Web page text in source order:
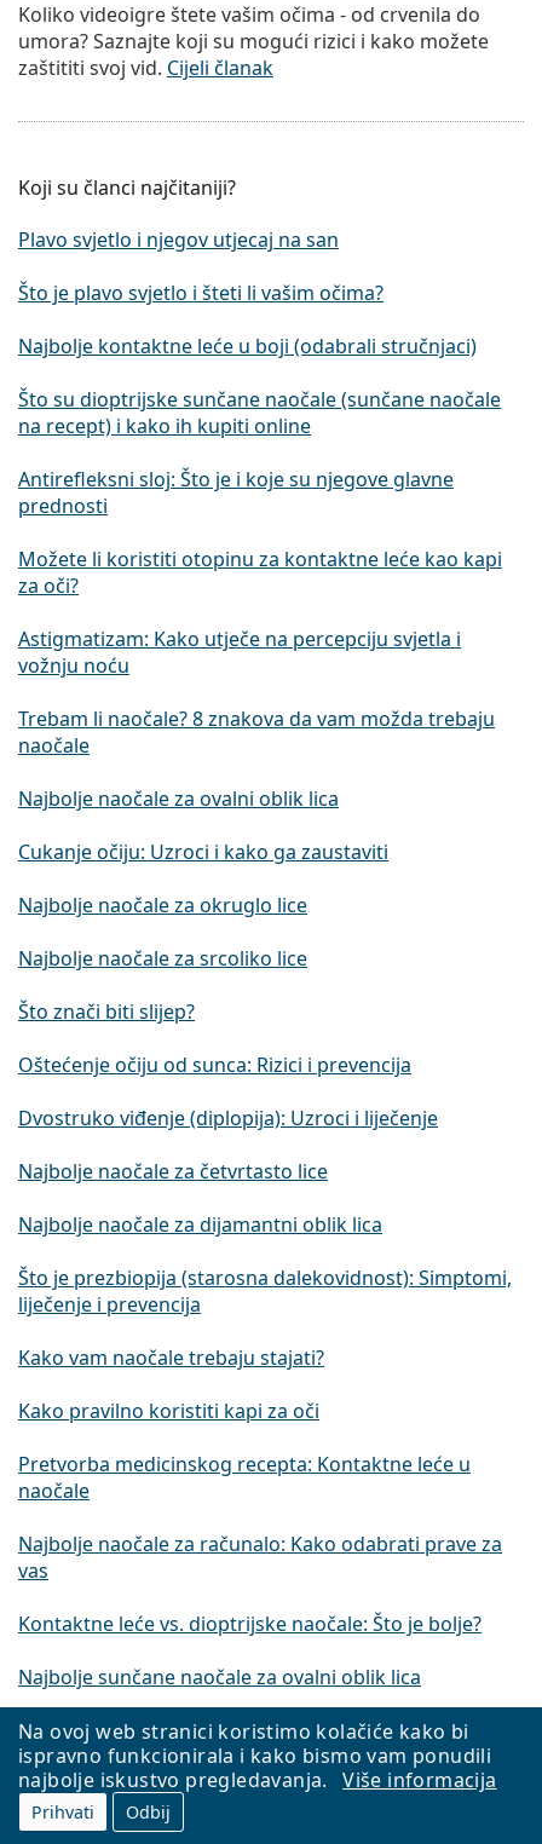
Na ovoj web stranici koristimo kolačiće kako bi
ispravno funkcionirala i kako bismo vam ponudili
najbolje iskustvo pregledavanja.
Više informacija
Prihvati Odbij
Koliko videoigre štete vašim očima - od crvenila do
umora? Saznajte koji su mogući rizici i kako možete
zaštititi svoj vid. Cijeli članak
Koji su članci najčitaniji?
Plavo svjetlo i njegov utjecaj na san
Što je plavo svjetlo i šteti li vašim očima?
Najbolje kontaktne leće u boji (odabrali stručnjaci)
Što su dioptrijske sunčane naočale (sunčane naočale
na recept) i kako ih kupiti online
Antirefleksni sloj: Što je i koje su njegove glavne
prednosti
Možete li koristiti otopinu za kontaktne leće kao kapi
za oči?
Astigmatizam: Kako utječe na percepciju svjetla i
vožnju noću
Trebam li naočale? 8 znakova da vam možda trebaju
naočale
Najbolje naočale za ovalni oblik lica
Cukanje očiju: Uzroci i kako ga zaustaviti
Najbolje naočale za okruglo lice
Najbolje naočale za srcoliko lice
Što znači biti slijep?
Oštećenje očiju od sunca: Rizici i prevencija
Dvostruko viđenje (diplopija): Uzroci i liječenje
Najbolje naočale za četvrtasto lice
Najbolje naočale za dijamantni oblik lica
Što je prezbiopija (starosna dalekovidnost): Simptomi,
liječenje i prevencija
Kako vam naočale trebaju stajati?
Kako pravilno koristiti kapi za oči
Pretvorba medicinskog recepta: Kontaktne leće u
naočale
Najbolje naočale za računalo: Kako odabrati prave za
vas
Kontaktne leće vs. dioptrijske naočale: Što je bolje?
Najbolje sunčane naočale za ovalni oblik lica
Najbolje sunčane naočale za okruglo lice
Amslerova rešetka: Test makularne degeneracije kod
kuće